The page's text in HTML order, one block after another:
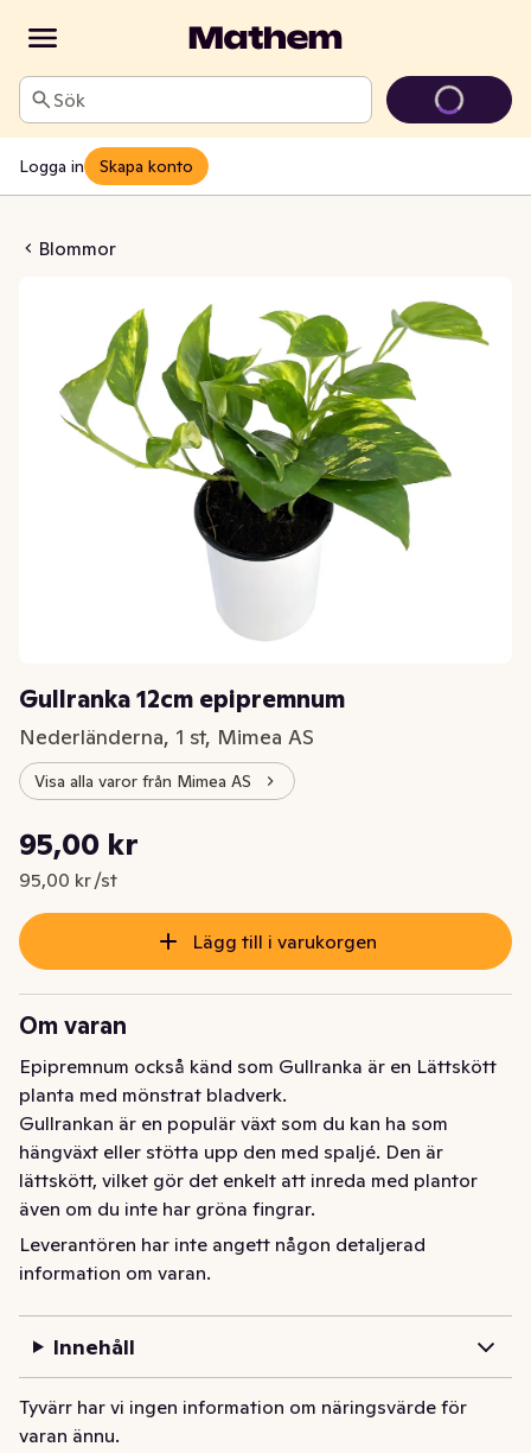
Sök
Logga in Skapa konto
Blommor
epipremnum
Gullranka 12cm epipremnum
Nederländerna, 1 st, Mimea AS
Visa alla varor från Mimea AS
Nuvarande pris är: 95,00 kr
95,00 kr
95,00 kr /st
Styckpris: 95,00 kr /st
Lägg till i varukorgen
Om varan
Epipremnum också känd som Gullranka är en Lättskött
planta med mönstrat bladverk.
Gullrankan är en populär växt som du kan ha som
hängväxt eller stötta upp den med spaljé. Den är
lättskött, vilket gör det enkelt att inreda med plantor
även om du inte har gröna fingrar.
Gödsla var sjätte månad. Plantera om i en större kruka
skuggig plats. Låt växten torka upp mellan varje
vattning. Duscha bladen ibland. Blomman är ca 22 cm
högt inklusive krukan
Leverantören har inte angett någon detaljerad
information om varan.
Innehåll
Tyvärr har vi ingen information om näringsvärde för
varan ännu.